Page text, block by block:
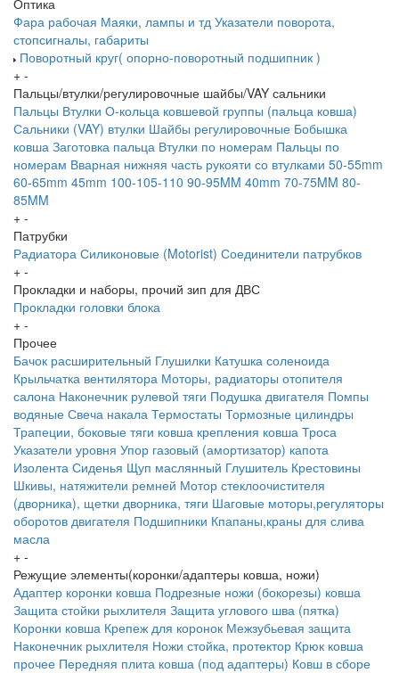
Оптика
Фара рабочая Маяки, лампы и тд Указатели поворота,
стопсигналы, габариты
Поворотный круг( опорно-поворотный подшипник )
+ -
Пальцы/втулки/регулировочные шайбы/VAY сальники
Пальцы Втулки О-кольца ковшевой группы (пальца ковша)
Сальники (VAY) втулки Шайбы регулировочные Бобышка
ковша Заготовка пальца Втулки по номерам Пальцы по
номерам Вварная нижняя часть рукояти со втулками 50-55mm
60-65mm 45mm 100-105-110 90-95MM 40mm 70-75MM 80-
85MM
+ -
Патрубки
Радиатора Силиконовые (Motorist) Соединители патрубков
+ -
Прокладки и наборы, прочий зип для ДВС
Прокладки головки блока
+ -
Прочее
Бачок расширительный Глушилки Катушка соленоида
Крыльчатка вентилятора Моторы, радиаторы отопителя
салона Наконечник рулевой тяги Подушка двигателя Помпы
водяные Свеча накала Термостаты Тормозные цилиндры
Трапеции, боковые тяги ковша крепления ковша Троса
Указатели уровня Упор газовый (амортизатор) капота
Изолента Сиденья Щуп маслянный Глушитель Крестовины
Шкивы, натяжители ремней Мотор стеклоочистителя
(дворника), щетки дворника, тяги Шаговые моторы,регуляторы
оборотов двигателя Подшипники Кпапаны,краны для слива
масла
+ -
Режущие элементы(коронки/адаптеры ковша, ножи)
Адаптер коронки ковша Подрезные ножи (бокорезы) ковша
Защита стойки рыхлителя Защита углового шва (пятка)
Коронки ковша Крепеж для коронок Межзубьевая защита
Наконечник рыхлителя Ножи стойка, протектор Крюк ковша
прочее Передняя плита ковша (под адаптеры) Ковш в сборе